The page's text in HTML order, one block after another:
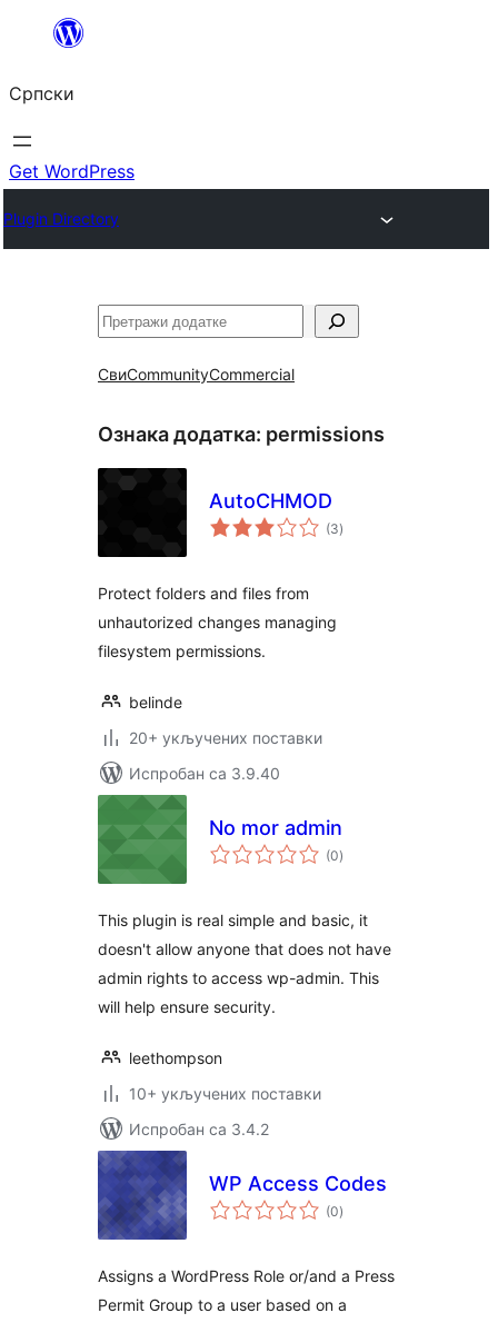
Скочи
садржај
Српски
Get WordPress
Plugin Directory
Претрага
СвиCommunityCommercial
Ознака додатка: permissions
AutoCHMOD
(3укупних
оцена
)
Protect folders and files from
unhautorized changes managing
filesystem permissions.
belinde
20+ укључених поставки
Испробан са 3.9.40
No mor admin
(0укупних
оцена
)
This plugin is real simple and basic, it
doesn't allow anyone that does not have
admin rights to access wp-admin. This
will help ensure security.
leethompson
10+ укључених поставки
Испробан са 3.4.2
WP Access Codes
(0укупних
оцена
)
Assigns a WordPress Role or/and a Press
Permit Group to a user based on a